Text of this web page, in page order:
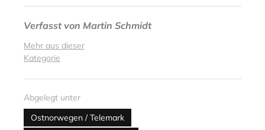
Verfasst von Martin Schmidt
Mehr aus dieser
Kategorie
Abgelegt unter
Ostnorwegen / Telemark